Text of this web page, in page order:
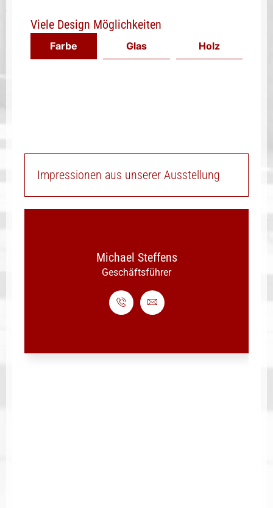
Viele Design Möglichkeiten
Farbe Glas Holz
Impressionen aus unserer Ausstellung
Michael Steffens
Geschäftsführer